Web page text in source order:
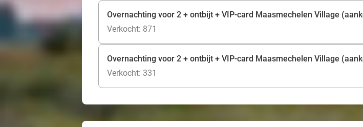
Overnachting voor 2 + ontbijt + VIP-card Maasmechelen Village
Verkocht: 871
Overnachting voor 2 + ontbijt + VIP-card Maasmechelen Village
Verkocht: 331